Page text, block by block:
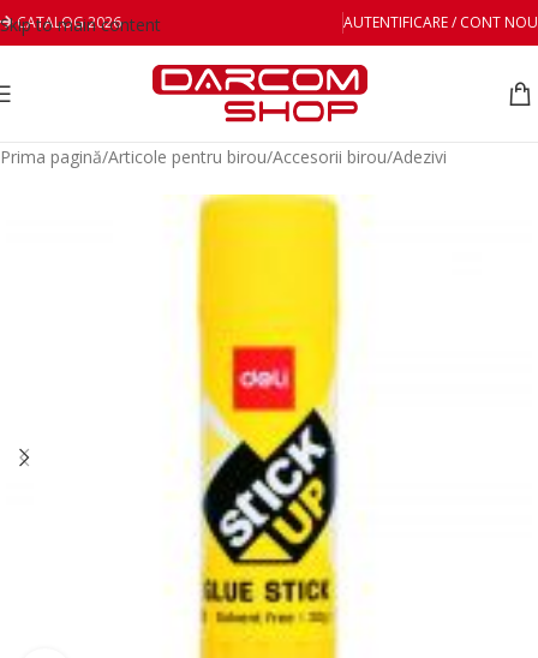
Skip to main content
CATALOG 2026 AUTENTIFICARE / CONT NOU
Prima pagină/Articole pentru birou/Accesorii birou/Adezivi